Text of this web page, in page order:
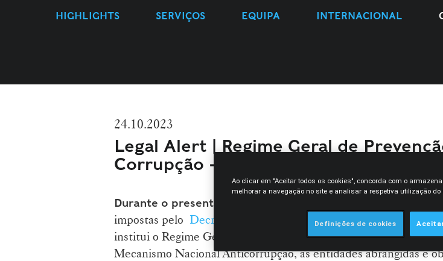
HIGHLIGHTS SERVIÇOS EQUIPA INTERNACIONAL
24.10.2023
Legal Alert | Regime Geral de
Corrupção - Relatório intercalar de
Durante o presente mês de outubro
impostas pelo Decreto-Lei n.º 109-E/2021, de 9 de dezembro,
institui o Regime Geral de Prevenção da Corrupção (RGPC) e
Mecanismo Nacional Anticorrupção, as entidades abrangidas e
Ao clicar em "Aceitar todos os cookies", concorda com o
melhorar a navegação no site e analisar a respetiva utilização do
Definições de cookies